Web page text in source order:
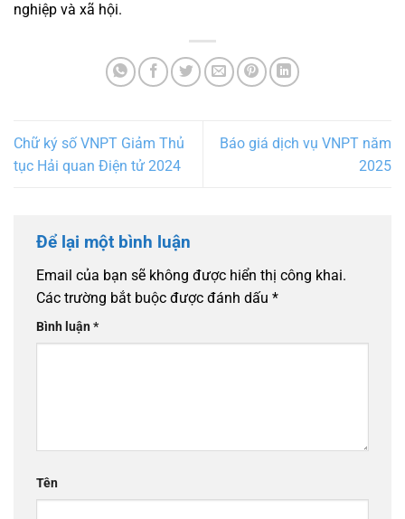
nghiệp và xã hội.
Chữ ký số VNPT Giảm Thủ
tục Hải quan Điện tử 2024
Báo giá dịch vụ VNPT năm
2025
Để lại một bình luận
Email của bạn sẽ không được hiển thị công khai.
Các trường bắt buộc được đánh dấu *
Bình luận*
Tên